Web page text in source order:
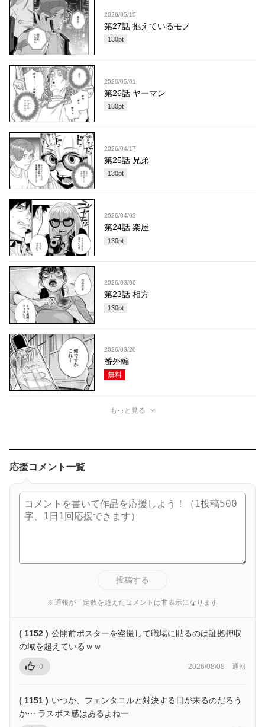
2026/05/15
第27話 抱えているモノ
130pt
2026/05/01
第26話 ヤーマン
130pt
2026/04/17
第25話 兄弟
130pt
2026/04/03
第24話 楽屋
130pt
2026/03/06
第23話 相方
130pt
2026/03/20
番外編
無料
もっと見る
応援コメント一覧
投稿する
※通報が一定数を超えたコメントは非表示になります
( 1152 ) 公開前ポスターを盗撮して職場に貼るのは証拠押収
の域を超えているｗｗ
0 2026/08/08 通報
( 1151 ) いつか、フェンタニルと対決する日が来るのだろう
か⋯ ラスボス感はあるよねー